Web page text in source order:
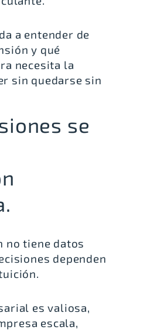
a entender de
y qué
necesita la
sin quedarse sin
se
no tiene datos
dependen
es valiosa,
escala,